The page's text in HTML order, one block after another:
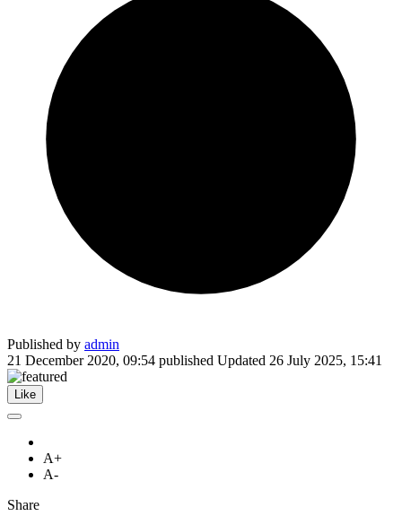
Published by admin
21 December 2020, 09:54 published Updated 26 July 2025, 15:41
Like
A+
A-
Share